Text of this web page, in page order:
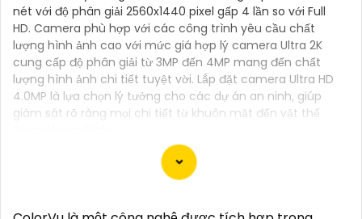
nét với độ phân giải 2560x1440 pixel gấp 4 lần so với Full
HD. Camera phù hợp với các công trình yêu cầu chất
lượng hình ảnh cao với mức giá hợp lý camera Ultra 2K
cung cấp độ phân giải từ 3MP đến 4MP mang đến chất
lượng hình ảnh chi tiết tuyệt vời. Lắp đặt camera Ultra HD
4.0MP là lựa chọn lý tưởng cho các dự án an ninh, giúp
giám sát rõ ràng mọi chi tiết từ khuôn mặt đến vật thể